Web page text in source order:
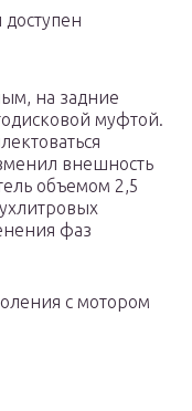
на задние
муфтой.
внешность
объемом 2,5
фаз
с мотором